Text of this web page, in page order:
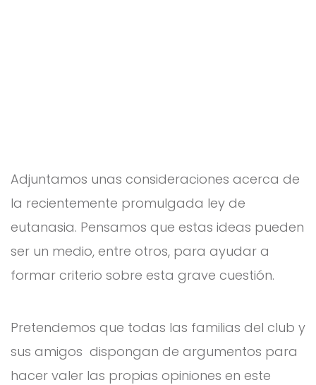
Adjuntamos unas consideraciones acerca de
la recientemente promulgada ley de
eutanasia. Pensamos que estas ideas pueden
ser un medio, entre otros, para ayudar a
formar criterio sobre esta grave cuestión.
Pretendemos que todas las familias del club y
sus amigos dispongan de argumentos para
hacer valer las propias opiniones en este